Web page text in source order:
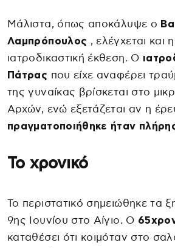
Μάλιστα, όπως αποκάλυψε ο
Λαμπρόπουλος , ελέγχεται και
ιατροδικαστική έκθεση. Ο
Πάτρας που είχε αναφέρει
της γυναίκας βρίσκεται στο
Αρχών, ενώ εξετάζεται αν η
πραγματοποιήθηκε ήταν
Το χρονικό
Το περιστατικό σημειώθηκε τα
9ης Ιουνίου στο Αίγιο. Ο
καταθέσει ότι κοιμόταν στο